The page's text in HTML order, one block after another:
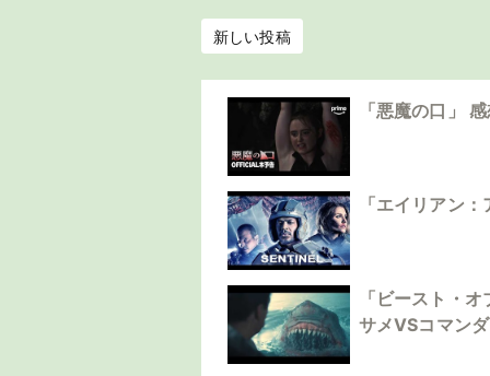
新しい投稿
「悪魔の口」
「エイリアン
「ビースト・
サメVSコマン